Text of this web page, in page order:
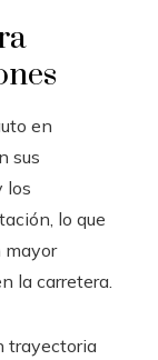
en
sus
los
lo que
mayor
la carretera.
trayectoria